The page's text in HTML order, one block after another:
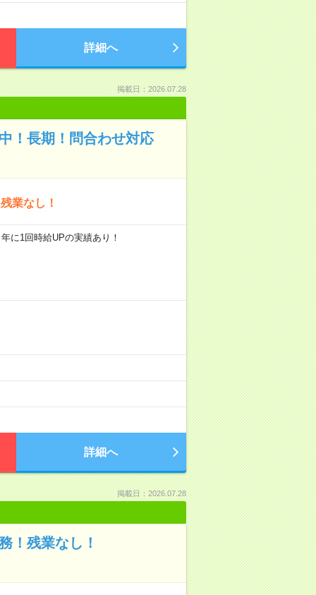
詳細へ
掲載日：2026.07.28
！長期！問合わせ対応
業なし！
1回時給UPの実績あり！
詳細へ
掲載日：2026.07.28
！残業なし！